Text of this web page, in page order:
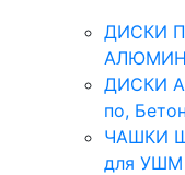
ДИСКИ
ДИСКИ
по,
ЧАШКИ
для УШМ